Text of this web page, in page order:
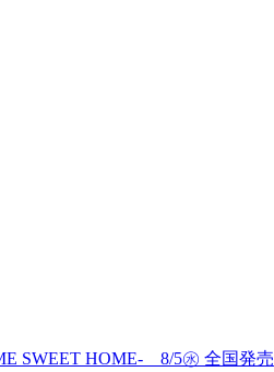
SWEET HOME- 8/5㊌ 全国発売